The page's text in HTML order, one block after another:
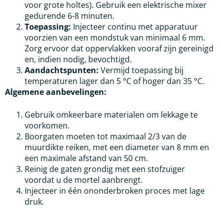
voor grote holtes). Gebruik een elektrische mixer
gedurende 6-8 minuten.
Toepassing: Injecteer continu met apparatuur
voorzien van een mondstuk van minimaal 6 mm.
Zorg ervoor dat oppervlakken vooraf zijn gereinigd
en, indien nodig, bevochtigd.
Aandachtspunten: Vermijd toepassing bij
temperaturen lager dan 5 °C of hoger dan 35 °C.
Algemene aanbevelingen:
Gebruik omkeerbare materialen om lekkage te
voorkomen.
Boorgaten moeten tot maximaal 2/3 van de
muurdikte reiken, met een diameter van 8 mm en
een maximale afstand van 50 cm.
Reinig de gaten grondig met een stofzuiger
voordat u de mortel aanbrengt.
Injecteer in één ononderbroken proces met lage
druk.